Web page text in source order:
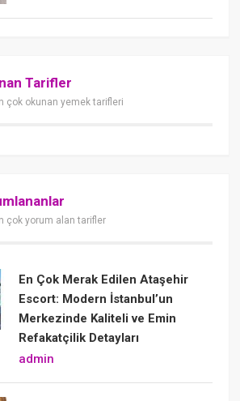
Tarifler
çok okunan yemek tarifleri
çok yorum alan tarifler
En Çok Merak Edilen Ataşehir
Escort: Modern İstanbul’un
Merkezinde Kaliteli ve Emin
Refakatçilik Detayları
admin